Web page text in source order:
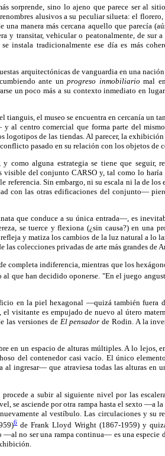
sorprende, sino lo ajeno que parece ser al
alusivos a su peculiar silueta: el
manera más cercana aquello que parecía
y transitar, vehicular o peatonalmente, de sur
instala tradicionalmente ese día es más
arquitectónicas de vanguardia en una
ante unprogreso inmobiliario mal
un poco más a su contexto inmediato en lugar
el museo se encuentra en cercanía un
al centro comercial que forma parte del
logotipos de las tiendas. Al parecer, la
pasado en su relación con los objetos de
como alguna estrategia se tiene que seguir,
visible del conjunto CARSO y, tal como lo
referencia. Sin embargo, ni su escala ni la de
con las otras edificaciones del conjunto—
que conduce a su única entrada—, es
se tuerce y flexiona (¿sin causa?) en una
y matiza los cambios de la luz natural a lo
colecciones privadas de arte más grandes de
completa indiferencia, mientras que los
que han decidido oponerse. "En el juego
en la piel hexagonal —quizá también fuera
visitante es empujado de nuevo al útero
las versiones de El pensador de Rodin. A la
en un espacio de alturas múltiples. A lo lejos,
del contenedor casi vacío. El único
ingresar— que atraviesa todas las alturas en
a subir al siguiente nivel por las
se asciende por otra rampa hasta el sexto —a
al vestíbulo. Las circulaciones y su
6de Frank Lloyd Wright (1867-1959) y
—al no ser una rampa continua— es una especie